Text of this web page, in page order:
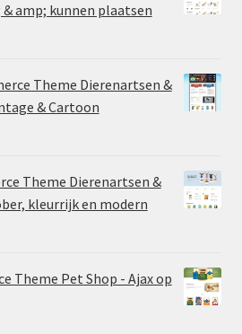
amp; kunnen plaatsen
Theme Dierenartsen &
& Cartoon
Theme Dierenartsen &
kleurrijk en modern
Theme Pet Shop - Ajax op